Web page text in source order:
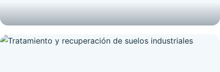
Resultado posterior a eliminación de grafiti